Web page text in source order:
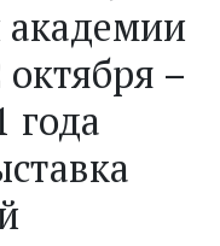
академии
–
года